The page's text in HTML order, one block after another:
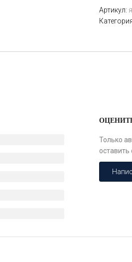
(emerald
green)
Артикул:
Только
оставить